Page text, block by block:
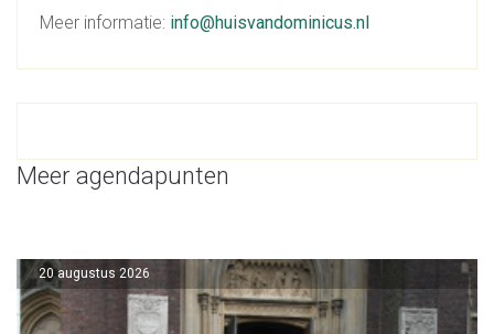
Meer informatie: info@huisvandominicus.nl
Meer agendapunten
20 augustus 2026